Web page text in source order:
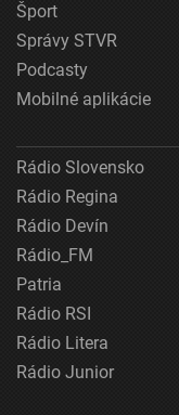
Šport
Správy STVR
Podcasty
Mobilné aplikácie
Rádio Slovensko
Rádio Regina
Rádio Devín
Rádio_FM
Patria
Rádio RSI
Rádio Litera
Rádio Junior